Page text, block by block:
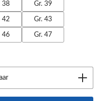
38 Gr. 39
42 Gr. 43
46 Gr. 47
Wert ein